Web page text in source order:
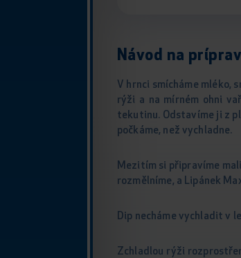
Návod na
V hrnci smícháme mléko,
rýži a na mírném ohni
tekutinu. Odstavíme ji z
počkáme, než vychladne.
Mezitím si připravíme
rozmělníme, a Lipánek
Dip necháme vychladit v
Zchladlou rýži